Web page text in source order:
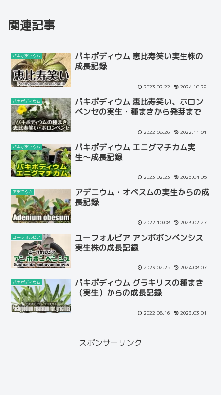
関連記事
パキポディウム
パキポディウム 恵比寿笑い実生株の
成長記録
2023.02.22 2024.10.29
パキポディウム
パキポディウム 恵比寿笑い、ホロン
ベンセの実生・種まきから発芽まで
2022.08.26 2022.11.01
パキポディウム
パキポディウム エニグマチカム実
生〜成長記録
2023.02.23 2026.04.05
アデニウム
アデニウム・オベスムの実生からの成
長記録
2022.10.08 2023.02.27
ユーフォルビア
ユーフォルビア アンボボンベンシス
実生株の成長記録
2023.02.25 2024.08.07
パキポディウム
パキポディウム グラキリスの種まき
（実生）からの成長記録
2022.08.16 2023.03.01
スポンサーリンク